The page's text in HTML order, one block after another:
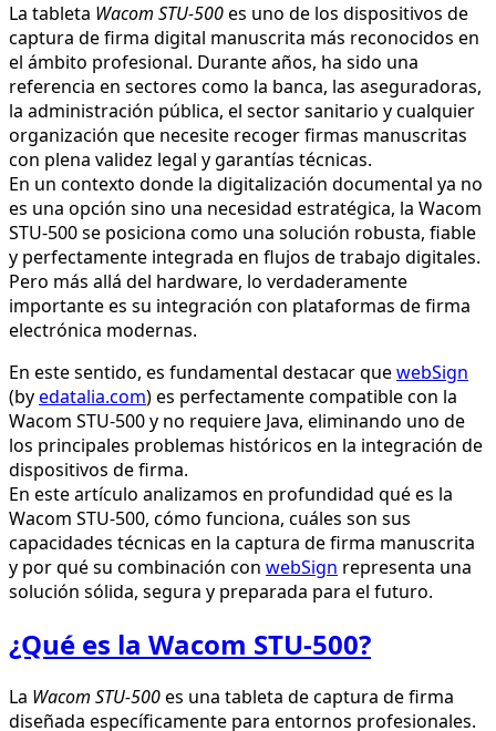
La tableta Wacom STU-500es uno de los dispositivos de
captura de firma digital manuscrita más reconocidos en
el ámbito profesional. Durante años, ha sido una
referencia en sectores como la banca, las aseguradoras,
la administración pública, el sector sanitario y cualquier
organización que necesite recoger firmas manuscritas
con plena validez legal y garantías técnicas.
En un contexto donde la digitalización documental ya no
es una opción sino una necesidad estratégica, la Wacom
STU-500 se posiciona como una solución robusta, fiable
y perfectamente integrada en flujos de trabajo digitales.
Pero más allá del hardware, lo verdaderamente
importante es su integración con plataformas de firma
electrónica modernas.
En este sentido, es fundamental destacar quewebSign
(byedatalia.com) es perfectamente compatible con la
Wacom STU-500 y no requiere Java, eliminando uno de
los principales problemas históricos en la integración de
dispositivos de firma.
En este artículo analizamos en profundidad qué es la
Wacom STU-500, cómo funciona, cuáles son sus
capacidades técnicas en la captura de firma manuscrita
y por qué su combinación con webSign representa una
solución sólida, segura y preparada para el futuro.
¿Qué es la Wacom STU-500?
La Wacom STU-500es una tableta de captura de firma
diseñada específicamente para entornos profesionales.